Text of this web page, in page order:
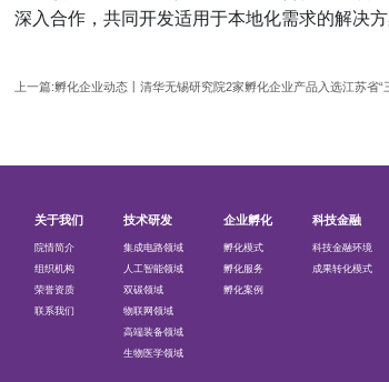
深入合作，共同开发适用于本地化需求的解决
上一篇:孵化企业动态丨清华无锡研究院2家孵化企业产品入选江苏省“
关于我们
院情简介
组织机构
荣誉资质
联系我们
技术研发
集成电路领域
人工智能领域
双碳领域
物联网领域
高端装备领域
生物医学领域
企业孵化
孵化模式
孵化服务
孵化案例
科技金融
科技金融环境
成果转化模式